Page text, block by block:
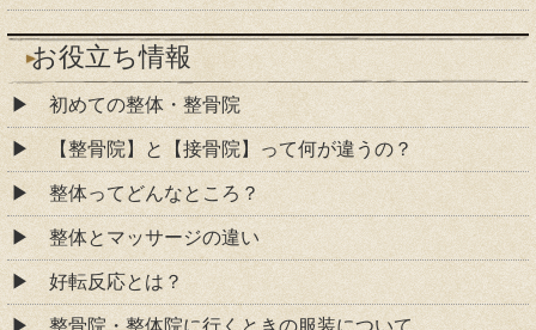
お役立ち情報
初めての整体・整骨院
【整骨院】と【接骨院】って何が違うの？
整体ってどんなところ？
整体とマッサージの違い
好転反応とは？